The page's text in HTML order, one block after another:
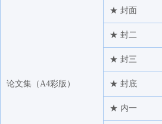
五矿产业金融服务（深圳）有限公司
方正物产集团有限公司综合交
福化工贸（漳州）有限公司
宁波永沣物产有限公司
上海化工供销有限公司
论文集（A4彩版）
★ 封面
★ 封二
★ 封三
★ 封底
★ 内一